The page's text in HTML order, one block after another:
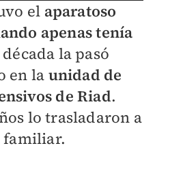
el aparatoso
apenas tenía
la pasó
en launidad de
de Riad.
lo trasladaron a
familiar.